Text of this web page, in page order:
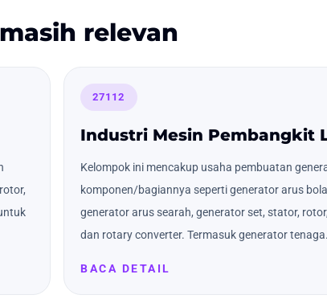
relevan
27112
Industri Mesin Pembangkit
Kelompok ini mencakup usaha pembuatan
komponen/bagiannya seperti generator arus
generator arus searah, generator set, stator,
dan rotary converter. Termasuk generator
BACA DETAIL